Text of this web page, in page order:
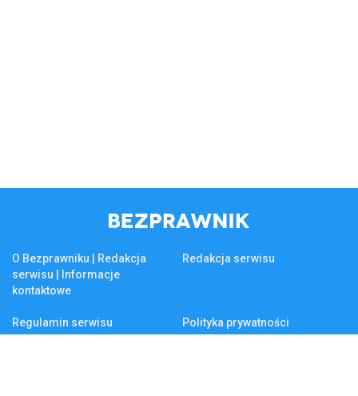
O Bezprawniku | Redakcja
serwisu | Informacje
kontaktowe
Redakcja serwisu
Regulamin serwisu Polityka prywatności